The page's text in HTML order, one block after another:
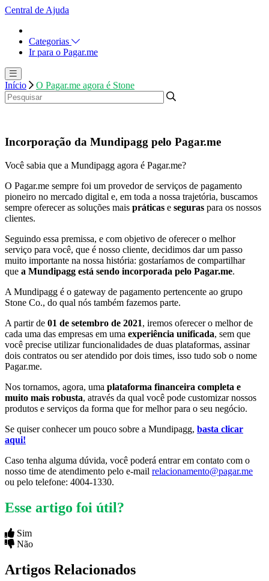
Central de Ajuda
Categorias
Ir para o Pagar.me
Início O Pagar.me agora é Stone
Incorporação da Mundipagg pelo Pagar.me
Você sabia que a Mundipagg agora é Pagar.me?
O Pagar.me sempre foi um provedor de serviços de pagamento
pioneiro no mercado digital e, em toda a nossa trajetória, buscamos
sempre oferecer as soluções mais práticas e seguras para os nossos
clientes.
Seguindo essa premissa, e com objetivo de oferecer o melhor
serviço para você, que é nosso cliente, decidimos dar um passo
muito importante na nossa história: gostaríamos de compartilhar
que a Mundipagg está sendo incorporada pelo Pagar.me.
A Mundipagg é o gateway de pagamento pertencente ao grupo
Stone Co., do qual nós também fazemos parte.
A partir de 01 de setembro de 2021, iremos oferecer o melhor de
cada uma das empresas em uma experiência unificada, sem que
você precise utilizar funcionalidades de duas plataformas, assinar
dois contratos ou ser atendido por dois times, isso tudo sob o nome
Pagar.me.
Nos tornamos, agora, uma plataforma financeira completa e
muito mais robusta, através da qual você pode customizar nossos
produtos e serviços da forma que for melhor para o seu negócio.
Se quiser conhecer um pouco sobre a Mundipagg, basta clicar
aqui!
Caso tenha alguma dúvida, você poderá entrar em contato com o
nosso time de atendimento pelo e-mail relacionamento@pagar.me
ou pelo telefone: 4004-1330.
Esse artigo foi útil?
Sim
Não
Artigos Relacionados